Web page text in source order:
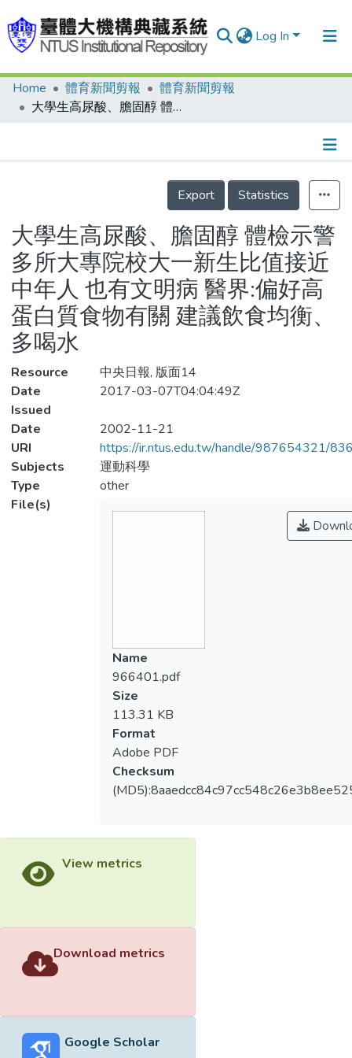
Log In
Communities & Collections
Statistics
Home 體育新聞剪報
體育新聞剪報
大學生高尿酸、膽固醇 體檢示警 多所大專院校大一新生比值接近中年人 也有文明病 醫界:偏好高蛋白質食物有關 建議飲食均衡、多喝水
Details
Export
Statistics
大學生高尿酸、膽固醇 體檢示警
多所大專院校大一新生比值接近
中年人 也有文明病 醫界:偏好高
蛋白質食物有關 建議飲食均衡、
多喝水
Resource
中央日報, 版面14
Date
Issued
2017-03-07T04:04:49Z
Date
2002-11-21
URI
https://ir.ntus.edu.tw/handle/987654321/
Subjects
運動科學
Type
other
File(s)
Name
966401.pdf
Size
113.31 KB
Format
Adobe PDF
Checksum
View metrics
Download metrics
Google Scholar